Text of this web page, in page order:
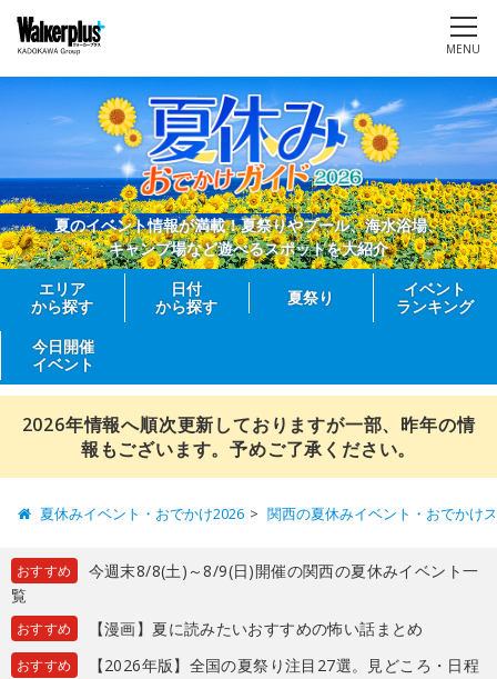
MENU
夏のイベント情報が満載！夏祭りやプール、海水浴場、
キャンプ場など遊べるスポットを大紹介
エリア
から探す
日付
から探す
夏祭り
イベント
ランキング
今日開催
イベント
2026年情報へ順次更新しておりますが一部、昨年の情
報もございます。予めご了承ください。
夏休みイベント・おでかけ2026 関西の夏休みイベント・おでかけ
おすすめ
今週末8/8(土)～8/9(日)開催の関西の夏休みイベント一
覧
おすすめ 【漫画】夏に読みたいおすすめの怖い話まとめ
おすすめ
【2026年版】全国の夏祭り注目27選。見どころ・日程